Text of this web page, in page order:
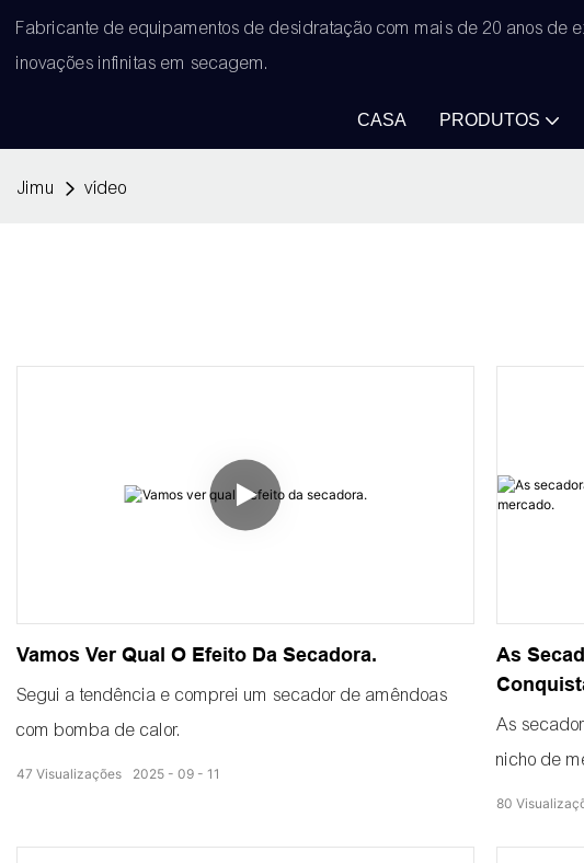
Fabricante de equipamentos de desidratação com mais de 20 anos de
inovações infinitas em secagem.
CASA PRODUTOS
Jimu vídeo
Vamos Ver Qual O Efeito Da Secadora.
Segui a tendência e comprei um secador de amêndoas
com bomba de calor.
2025 09 11
47 Visualizações
As
As
nicho de
80